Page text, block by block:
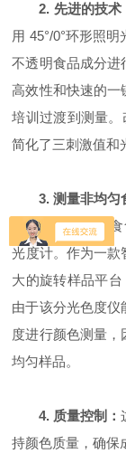
2. 先进的技术
用 45°/0°环形照
不透明食品成分进
高效性和快速的一
培训过渡到测量。
简化了三刺激值和
3. 测量非均匀
的成品颜色的零
光度计。作为一款
大的旋转样品平台
由于该分光色度仪
度进行颜色测量
均匀样品。
4. 质量控制：
持颜色质量，确保